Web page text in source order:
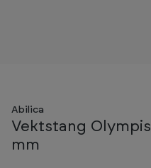
Abilica
Vektstang
mm